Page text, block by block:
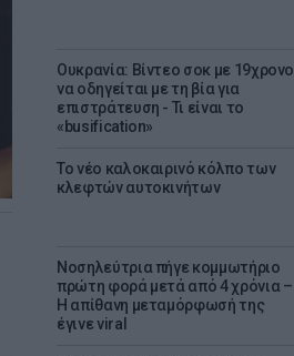
Ουκρανία: Βίντεο σοκ με 19χρονο
να οδηγείται με τη βία για
επιστράτευση - Τι είναι το
«busification»
Το νέο καλοκαιρινό κόλπο των
κλεφτών αυτοκινήτων
Νοσηλεύτρια πήγε κομμωτήριο
πρώτη φορά μετά από 4 χρόνια –
Η απίθανη μεταμόρφωσή της
έγινε viral